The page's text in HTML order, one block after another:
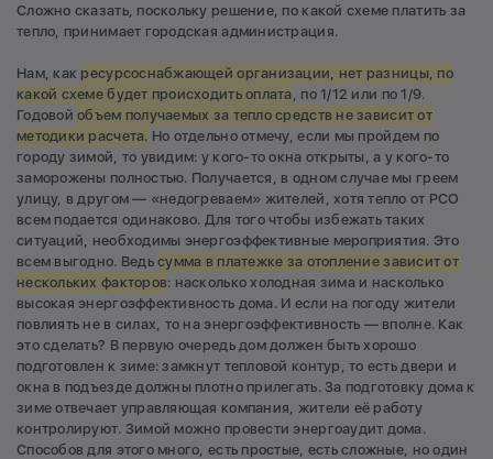
Сложно сказать, поскольку решение, по какой схеме платить за
тепло, принимает городская администрация.
Нам, как ресурсоснабжающей организации, нет разницы, по
какой схеме будет происходить оплата, по 1/12 или по 1/9.
Годовойобъем получаемых за тепло средств не зависит от
методики расчета. Но отдельно отмечу, если мы пройдем по
городу зимой, то увидим: у кого-то окна открыты, а у кого-то
заморожены полностью. Получается, в одном случае мы греем
улицу, в другом — «недогреваем» жителей, хотя тепло от РСО
всем подается одинаково. Для того чтобы избежать таких
ситуаций, необходимы энергоэффективные мероприятия. Это
всем выгодно. Ведьсумма в платежке за отопление зависит от
нескольких факторов: насколько холодная зима и насколько
высокая энергоэффективность дома. И если на погоду жители
повлиять не в силах, то на энергоэффективность — вполне. Как
это сделать? В первую очередь дом должен быть хорошо
подготовлен к зиме: замкнут тепловой контур, то есть двери и
окна в подъезде должны плотно прилегать. За подготовку дома к
зиме отвечает управляющая компания, жители её работу
контролируют. Зимой можно провести энергоаудит дома.
Способов для этого много, есть простые, есть сложные, но один